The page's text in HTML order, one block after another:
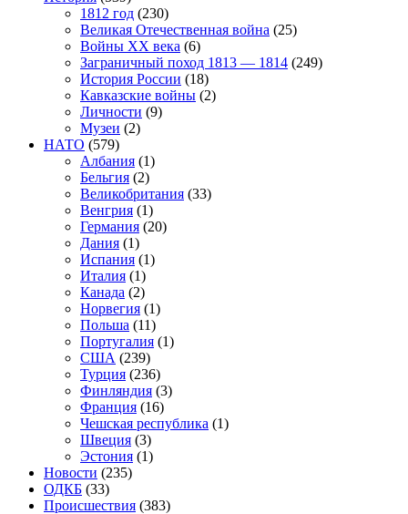
1812 год (230)
Великая Отечественная война (25)
Войны XX века (6)
Заграничный поход 1813 — 1814 (249)
История России (18)
Кавказские войны (2)
Личности (9)
Музеи (2)
НАТО (579)
Албания (1)
Бельгия (2)
Великобритания (33)
Венгрия (1)
Германия (20)
Дания (1)
Испания (1)
Италия (1)
Канада (2)
Норвегия (1)
Польша (11)
Португалия (1)
США (239)
Турция (236)
Финляндия (3)
Франция (16)
Чешская республика (1)
Швеция (3)
Эстония (1)
Новости (235)
ОДКБ (33)
Происшествия (383)